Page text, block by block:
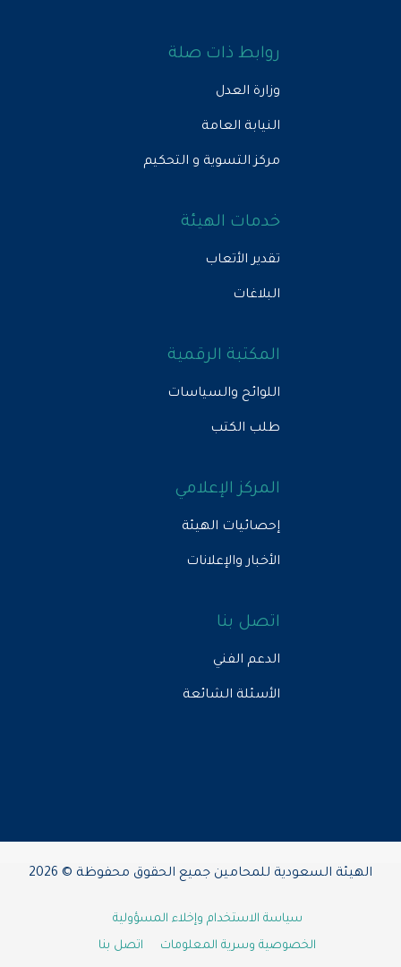
روابط ذات صلة
وزارة العدل
النيابة العامة
مركز التسوية و التحكيم
خدمات الهيئة
تقدير الأتعاب
البلاغات
المكتبة الرقمية
اللوائح والسياسات
طلب الكتب
المركز الإعلامي
إحصائيات الهيئة
الأخبار والإعلانات
اتصل بنا
الدعم الفني
الأسئلة الشائعة
الهيئة السعودية للمحامين جميع الحقوق محفوظة © 2026
سياسة الاستخدام وإخلاء المسؤولية
الخصوصية وسرية المعلومات
اتصل بنا